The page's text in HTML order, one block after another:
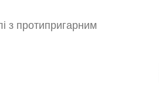
з протипригарним